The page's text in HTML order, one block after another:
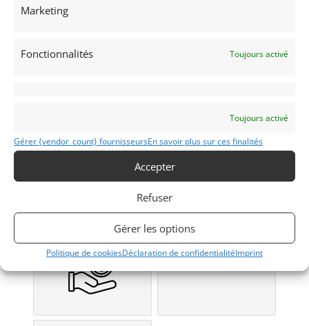
Marketing
Fonctionnalités Toujours activé
Toujours activé
Gérer {vendor_count} fournisseursEn savoir plus sur ces finalités
Accepter
Refuser
Gérer les options
Politique de cookiesDéclaration de confidentialitéImprint
Modifier mon annonce
Obtenir un
Bientôt disponible...
Obtenir un tarif
Véhicule non éligible.